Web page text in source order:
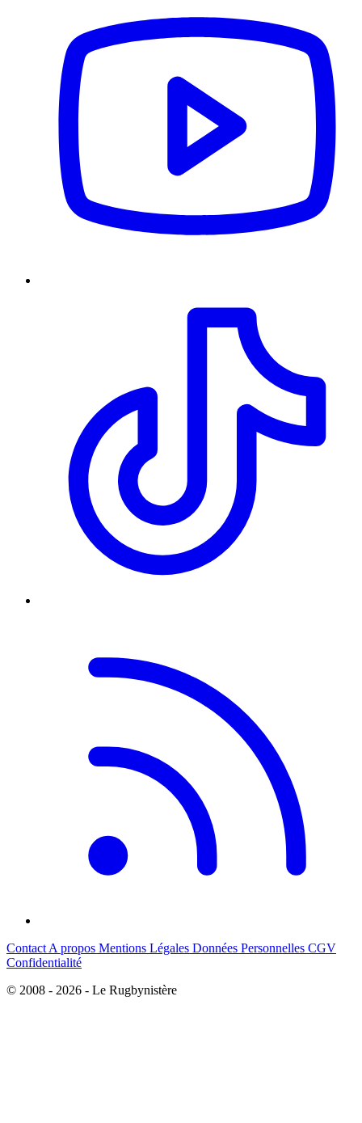
Contact A propos Mentions Légales Données Personnelles CGV
Confidentialité
© 2008 - 2026 - Le Rugbynistère